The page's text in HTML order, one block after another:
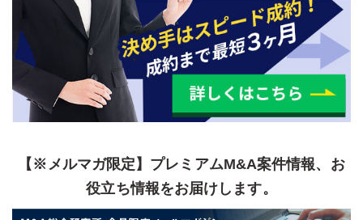
【※メルマガ限定】プレミアムM&A案件情報、お
役立ち情報をお届けします。